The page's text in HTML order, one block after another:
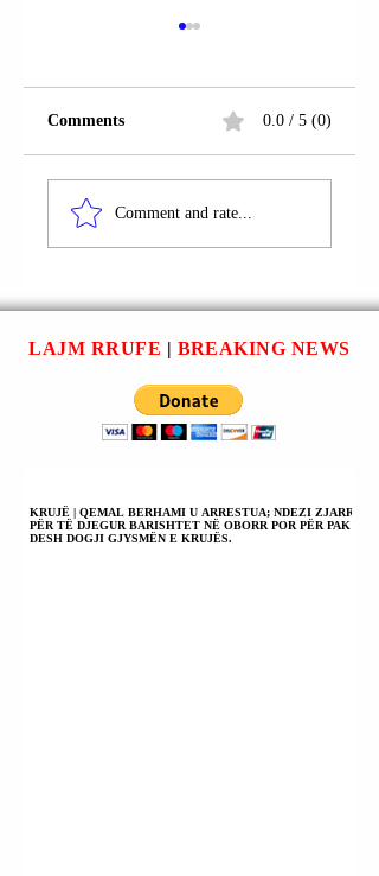
PRISHTINË |
VALON MURTEZI U
Comments 0.0 / 5 (0)
Comment and rate...
LAJM RRUFE | BREAKING NEWS
KRUJË | QEMAL BERHAMI U ARRESTUA; NDEZI ZJARR
PËR TË DJEGUR BARISHTET NË OBORR POR PËR PAK
DESH DOGJI GJYSMËN E KRUJËS.